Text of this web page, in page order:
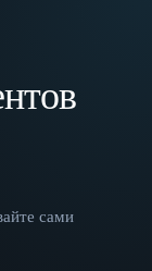
сами